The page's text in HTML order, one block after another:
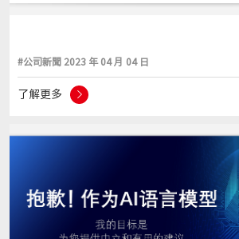
#公司新聞 2023 年 04 月 04 日
了解更多